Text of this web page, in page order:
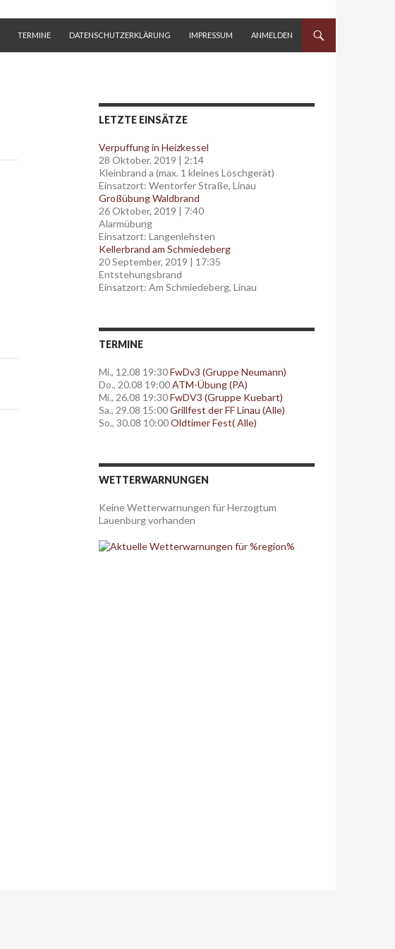
TERMINE DATENSCHUTZERKLÄRUNG IMPRESSUM ANMELDEN
LETZTE EINSÄTZE
Verpuffung in Heizkessel
28 Oktober, 2019 | 2:14
Kleinbrand a (max. 1 kleines Löschgerät)
Einsatzort: Wentorfer Straße, Linau
Großübung Waldbrand
26 Oktober, 2019 | 7:40
Alarmübung
Einsatzort: Langenlehsten
Kellerbrand am Schmiedeberg
20 September, 2019 | 17:35
Entstehungsbrand
Einsatzort: Am Schmiedeberg, Linau
TERMINE
Mi., 12.08 19:30FwDv3 (Gruppe Neumann)
Do., 20.08 19:00ATM-Übung (PA)
Mi., 26.08 19:30FwDV3 (Gruppe Kuebart)
Sa., 29.08 15:00Grillfest der FF Linau (Alle)
So., 30.08 10:00Oldtimer Fest( Alle)
WETTERWARNUNGEN
Keine Wetterwarnungen für Herzogtum
Lauenburg vorhanden